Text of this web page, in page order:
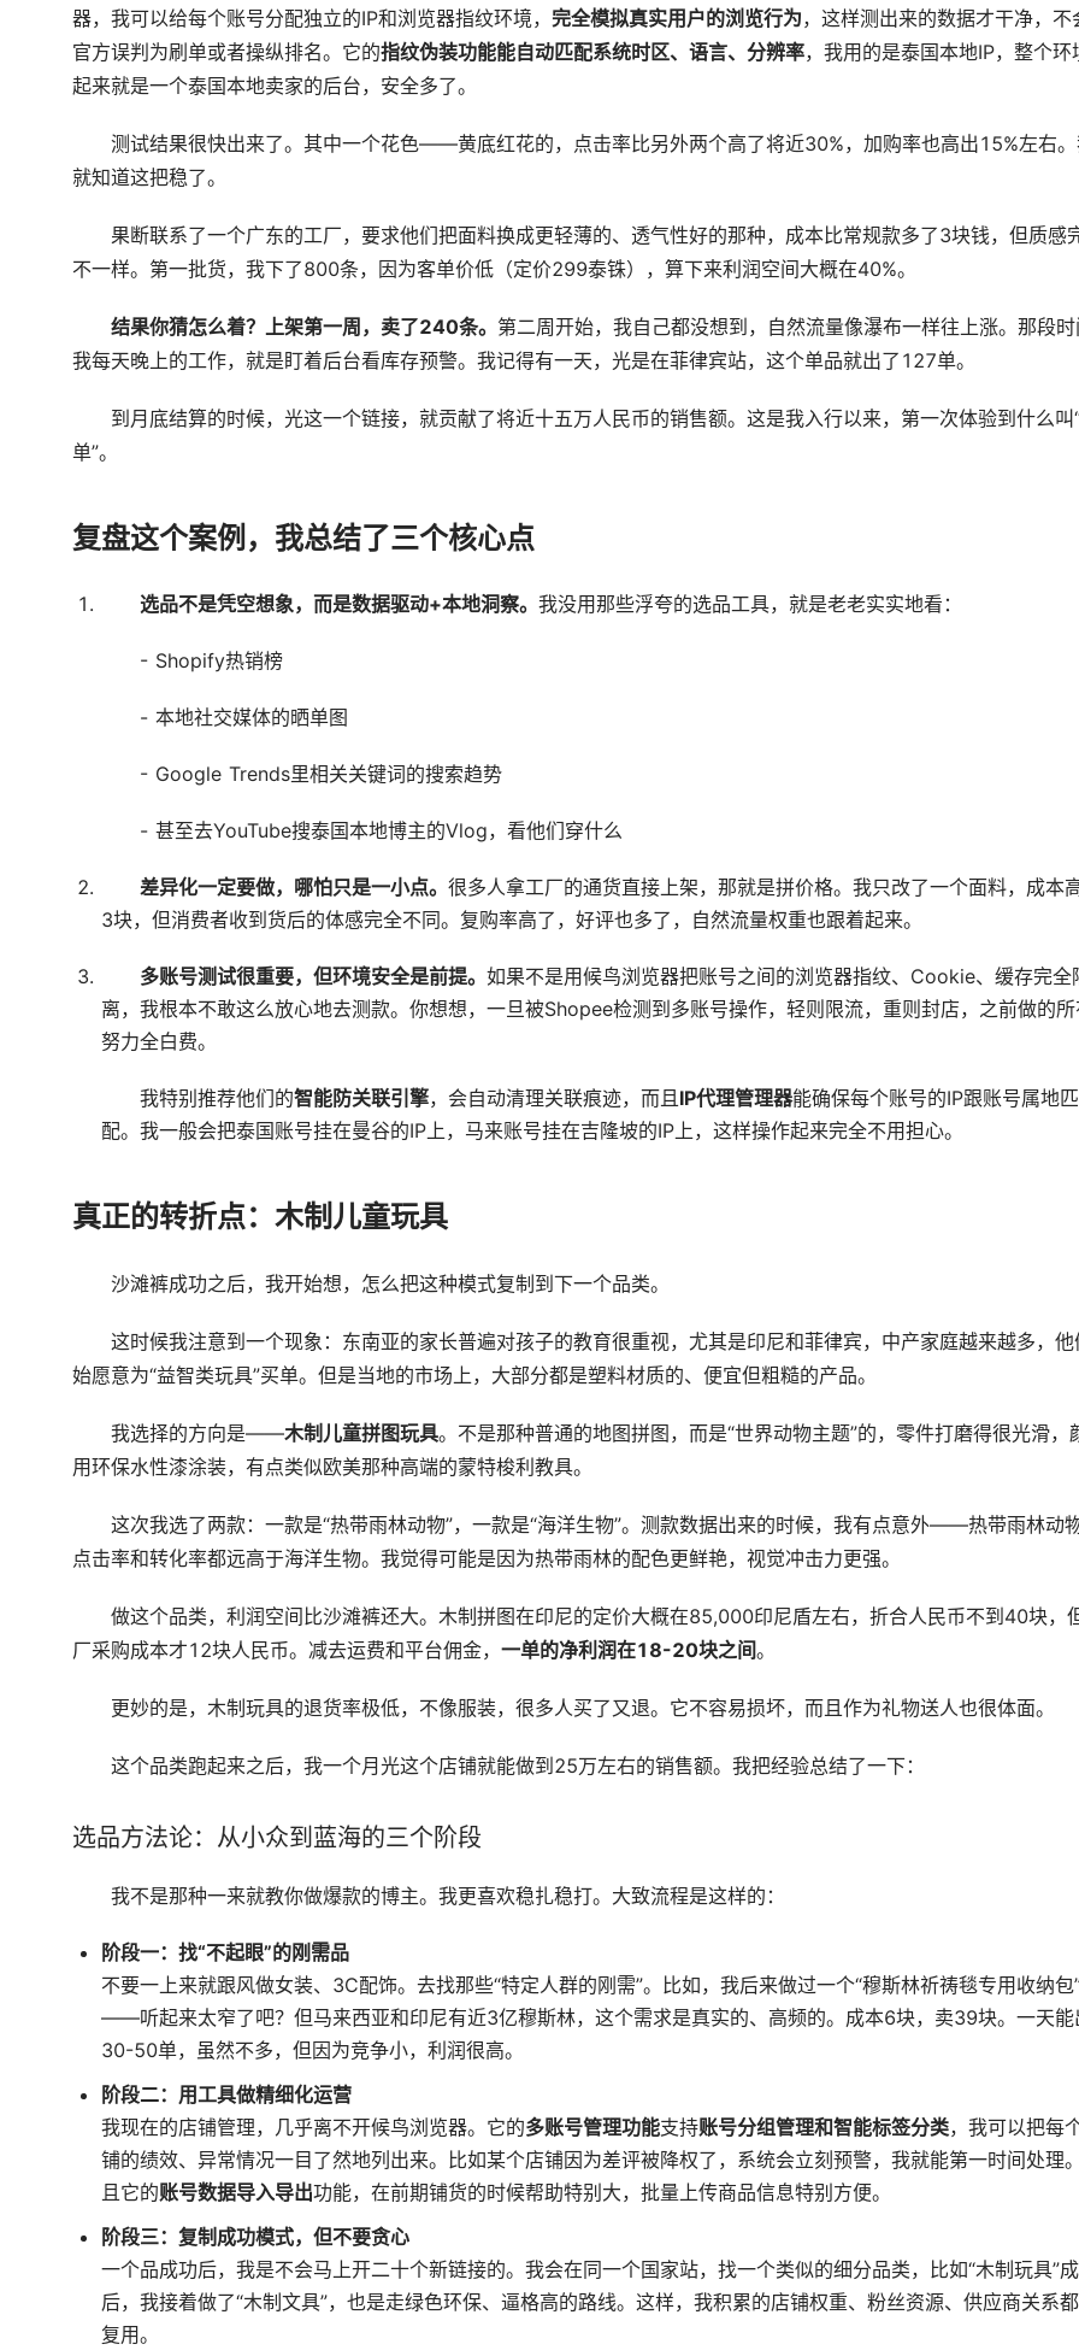
器，我可以给每个账号分配独立的IP和浏览器指纹环境， 完全模拟真实用户的浏览行为，这样测出来的数据才干净，不
官方误判为刷单或者操纵排名。它的指纹伪装功能能自动匹配系统时区、语言、分辨率，我用的是泰国本地IP，整个环
起来就是一个泰国本地卖家的后台，安全多了。
测试结果很快出来了。其中一个花色——黄底红花的，点击率比另外两个高了将近30%，加购率也高出15%左右
就知道这把稳了。
果断联系了一个广东的工厂，要求他们把面料换成更轻薄的、透气性好的那种，成本比常规款多了3块钱，但质感
不一样。第一批货，我下了800条，因为客单价低（定价299泰铢），算下来利润空间大概在40%。
结果你猜怎么着？上架第一周，卖了240条。 第二周开始，我自己都没想到，自然流量像瀑布一样往上涨。那段时
我每天晚上的工作，就是盯着后台看库存预警。我记得有一天，光是在菲律宾站，这个单品就出了127单。
到月底结算的时候，光这一个链接，就贡献了将近十五万人民币的销售额。这是我入行以来，第一次体验到什么叫
单”。
复盘这个案例，我总结了三个核心点
选品不是凭空想象，而是数据驱动+本地洞察。 我没用那些浮夸的选品工具，就是老老实实地看：
- Shopify热销榜
- 本地社交媒体的晒单图
- Google Trends里相关关键词的搜索趋势
- 甚至去YouTube搜泰国本地博主的Vlog，看他们穿什么
差异化一定要做，哪怕只是一小点。 很多人拿工厂的通货直接上架，那就是拼价格。我只改了一个面料，成本
3块，但消费者收到货后的体感完全不同。复购率高了，好评也多了，自然流量权重也跟着起来。
多账号测试很重要，但环境安全是前提。 如果不是用候鸟浏览器把账号之间的浏览器指纹、Cookie、缓存完全
离，我根本不敢这么放心地去测款。你想想，一旦被Shopee检测到多账号操作，轻则限流，重则封店，之前做的所
努力全白费。
我特别推荐他们的智能防关联引擎，会自动清理关联痕迹，而且IP代理管理器能确保每个账号的IP跟账号属地匹
配。我一般会把泰国账号挂在曼谷的IP上，马来账号挂在吉隆坡的IP上，这样操作起来完全不用担心。
真正的转折点：木制儿童玩具
沙滩裤成功之后，我开始想，怎么把这种模式复制到下一个品类。
这时候我注意到一个现象：东南亚的家长普遍对孩子的教育很重视，尤其是印尼和菲律宾，中产家庭越来越多，他
始愿意为“益智类玩具”买单。但是当地的市场上，大部分都是塑料材质的、便宜但粗糙的产品。
我选择的方向是——木制儿童拼图玩具。不是那种普通的地图拼图，而是“世界动物主题”的，零件打磨得很光滑，
用环保水性漆涂装，有点类似欧美那种高端的蒙特梭利教具。
这次我选了两款：一款是“热带雨林动物”，一款是“海洋生物”。测款数据出来的时候，我有点意外——热带雨林动
点击率和转化率都远高于海洋生物。我觉得可能是因为热带雨林的配色更鲜艳，视觉冲击力更强。
做这个品类，利润空间比沙滩裤还大。木制拼图在印尼的定价大概在85,000印尼盾左右，折合人民币不到40块，
厂采购成本才12块人民币。减去运费和平台佣金， 一单的净利润在18-20块之间。
更妙的是，木制玩具的退货率极低，不像服装，很多人买了又退。它不容易损坏，而且作为礼物送人也很体面。
这个品类跑起来之后，我一个月光这个店铺就能做到25万左右的销售额。我把经验总结了一下：
选品方法论：从小众到蓝海的三个阶段
我不是那种一来就教你做爆款的博主。我更喜欢稳扎稳打。大致流程是这样的：
阶段一：找“不起眼”的刚需品
不要一上来就跟风做女装、3C配饰。去找那些“特定人群的刚需”。比如，我后来做过一个“穆斯林祈祷毯专用收纳包
——听起来太窄了吧？但马来西亚和印尼有近3亿穆斯林，这个需求是真实的、高频的。成本6块，卖39块。一天能
30-50单，虽然不多，但因为竞争小，利润很高。
阶段二：用工具做精细化运营
我现在的店铺管理，几乎离不开候鸟浏览器。它的多账号管理功能支持账号分组管理和智能标签分类，我可以把每
铺的绩效、异常情况一目了然地列出来。比如某个店铺因为差评被降权了，系统会立刻预警，我就能第一时间处理
且它的账号数据导入导出功能，在前期铺货的时候帮助特别大，批量上传商品信息特别方便。
阶段三：复制成功模式，但不要贪心
一个品成功后，我是不会马上开二十个新链接的。我会在同一个国家站，找一个类似的细分品类，比如“木制玩具”
后，我接着做了“木制文具”，也是走绿色环保、逼格高的路线。这样，我积累的店铺权重、粉丝资源、供应商关系
复用。